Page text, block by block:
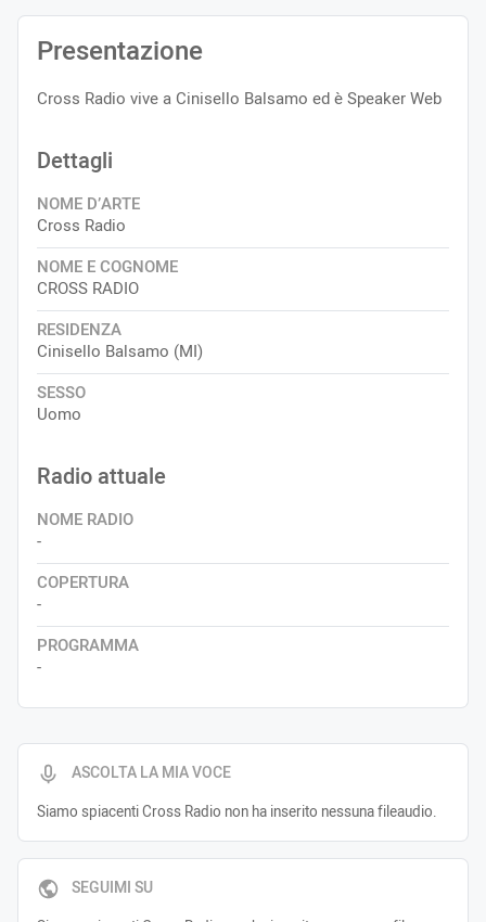
ASCOLTA LA MIA VOCE
Siamo spiacenti Cross Radio non ha inserito nessuna fileaudio.
SEGUIMI SU
Presentazione
Cross Radio vive a Cinisello Balsamo ed è Speaker Web
Dettagli
NOME D’ARTE
Cross Radio
NOME E COGNOME
CROSS RADIO
RESIDENZA
Cinisello Balsamo (MI)
SESSO
Uomo
Radio attuale
NOME RADIO
-
COPERTURA
-
PROGRAMMA
-